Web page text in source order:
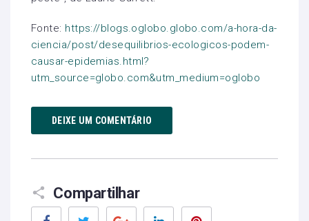
Fonte: https://blogs.oglobo.globo.com/a-hora-da-
ciencia/post/desequilibrios-ecologicos-podem-
causar-epidemias.html?
utm_source=globo.com&utm_medium=oglobo
DEIXE UM COMENTÁRIO
Compartilhar
Facebook Twitter Google+ LinkedIn